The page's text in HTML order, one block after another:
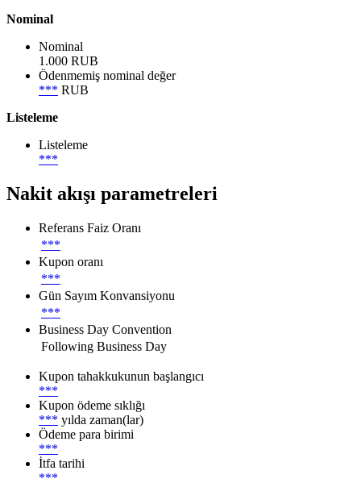
Nominal
Nominal
1.000 RUB
Ödenmemiş nominal değer
*** RUB
Listeleme
Listeleme
***
Nakit akışı parametreleri
Referans Faiz Oranı
***
Kupon oranı
***
Gün Sayım Konvansiyonu
***
Business Day Convention
Following Business Day
Kupon tahakkukunun başlangıcı
***
Kupon ödeme sıklığı
*** yılda zaman(lar)
Ödeme para birimi
***
İtfa tarihi
***